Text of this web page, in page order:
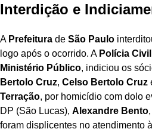
Interdição e
A Prefeitura de São Paulo
logo após o ocorrido. A Polícia Civil
Ministério Público, indiciou os
Bertolo Cruz, Celso Bertolo Cruz
Terração, por homicídio com dolo
DP (São Lucas), Alexandre Bento
foram displicentes no atendimento